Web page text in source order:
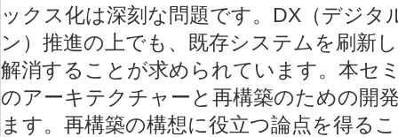
ックス化は深刻な問題です。DX（デジ
ン）推進の上でも、既存システムを刷新
解消することが求められています。本セ
のアーキテクチャーと再構築のための開
ます。再構築の構想に役立つ論点を得る